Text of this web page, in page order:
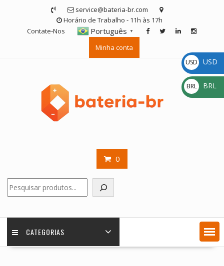
service@bateria-br.com
Horário de Trabalho - 11h às 17h
Contate-Nos
Português ▼
Minha conta
0
CATEGORIAS
USD
$
USD
BRL
R$
BRL